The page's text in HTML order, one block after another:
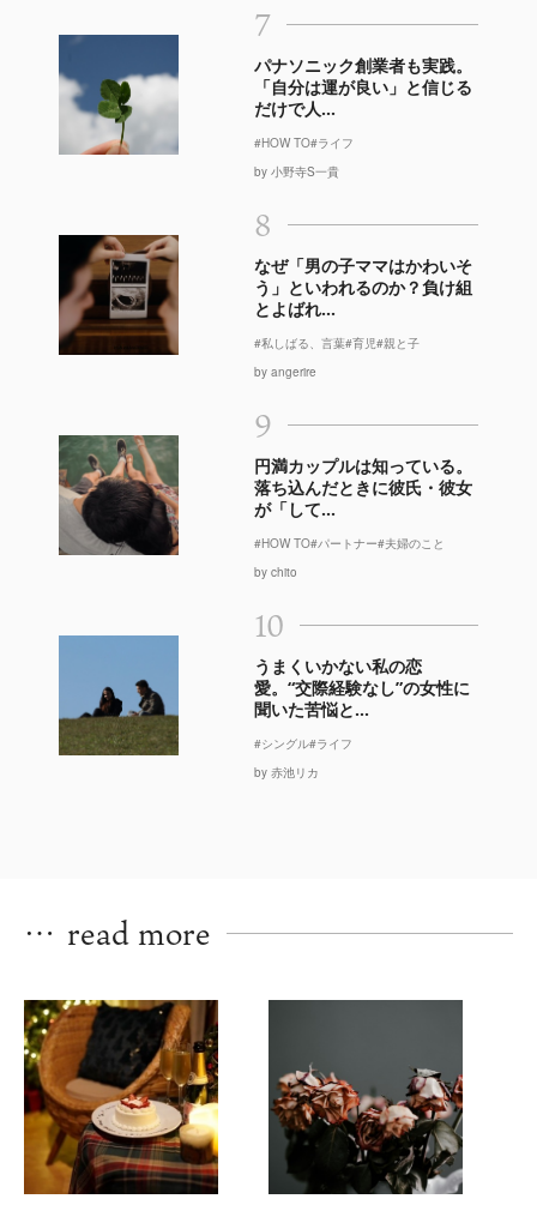
7
パナソニック創業者も実践。
「自分は運が良い」と信じる
だけで人...
#HOW TO#ライフ
by 小野寺S一貴
8
なぜ「男の子ママはかわいそ
う」といわれるのか？負け組
とよばれ...
#私しばる、言葉#育児#親と子
by angerire
9
円満カップルは知っている。
落ち込んだときに彼氏・彼女
が「して...
#HOW TO#パートナー#夫婦のこと
by chito
10
うまくいかない私の恋
愛。“交際経験なし”の女性に
聞いた苦悩と...
#シングル#ライフ
by 赤池リカ
… read more